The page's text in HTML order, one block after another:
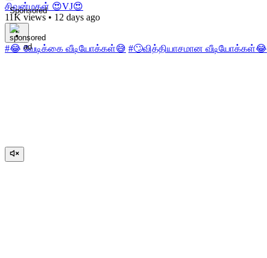
Sponsored
சிவன்மகள் 😍VJ😍
11K views • 12 days ago
#😂 வேடிக்கை வீடியோக்கள்😅 #🙄வித்தியாசமான வீடியோக்கள்😂